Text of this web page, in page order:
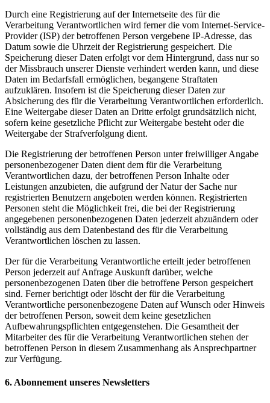
Durch eine Registrierung auf der Internetseite des für die
Verarbeitung Verantwortlichen wird ferner die vom Internet-Service-
Provider (ISP) der betroffenen Person vergebene IP-Adresse, das
Datum sowie die Uhrzeit der Registrierung gespeichert. Die
Speicherung dieser Daten erfolgt vor dem Hintergrund, dass nur so
der Missbrauch unserer Dienste verhindert werden kann, und diese
Daten im Bedarfsfall ermöglichen, begangene Straftaten
aufzuklären. Insofern ist die Speicherung dieser Daten zur
Absicherung des für die Verarbeitung Verantwortlichen erforderlich.
Eine Weitergabe dieser Daten an Dritte erfolgt grundsätzlich nicht,
sofern keine gesetzliche Pflicht zur Weitergabe besteht oder die
Weitergabe der Strafverfolgung dient.
Die Registrierung der betroffenen Person unter freiwilliger Angabe
personenbezogener Daten dient dem für die Verarbeitung
Verantwortlichen dazu, der betroffenen Person Inhalte oder
Leistungen anzubieten, die aufgrund der Natur der Sache nur
registrierten Benutzern angeboten werden können. Registrierten
Personen steht die Möglichkeit frei, die bei der Registrierung
angegebenen personenbezogenen Daten jederzeit abzuändern oder
vollständig aus dem Datenbestand des für die Verarbeitung
Verantwortlichen löschen zu lassen.
Der für die Verarbeitung Verantwortliche erteilt jeder betroffenen
Person jederzeit auf Anfrage Auskunft darüber, welche
personenbezogenen Daten über die betroffene Person gespeichert
sind. Ferner berichtigt oder löscht der für die Verarbeitung
Verantwortliche personenbezogene Daten auf Wunsch oder Hinweis
der betroffenen Person, soweit dem keine gesetzlichen
Aufbewahrungspflichten entgegenstehen. Die Gesamtheit der
Mitarbeiter des für die Verarbeitung Verantwortlichen stehen der
betroffenen Person in diesem Zusammenhang als Ansprechpartner
zur Verfügung.
6. Abonnement unseres Newsletters